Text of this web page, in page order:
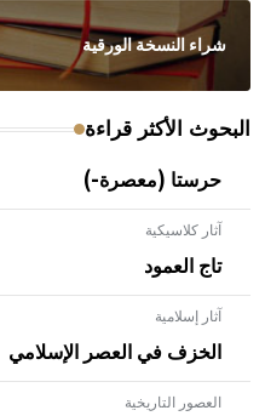
شراء النسخة الورقية
البحوث الأكثر قراءة
حرستا (معصرة-)
آثار كلاسيكية
تاج العمود
آثار إسلامية
الخزف في العصر الإسلامي
العصور التاريخية
- هل تعلم أن الأبلق نوع من